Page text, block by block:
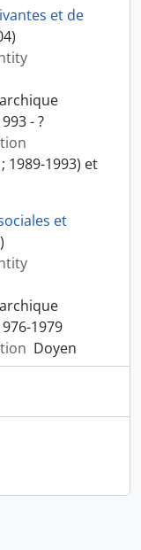
et de
- ?
1989-1993) et
et
1979
Doyen